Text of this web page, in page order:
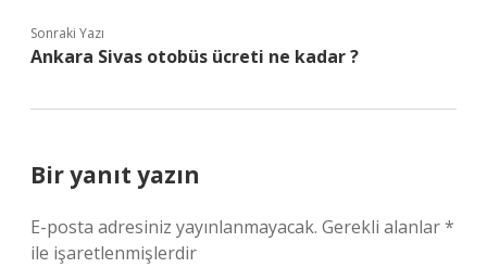
Sonraki Yazı
Ankara Sivas otobüs ücreti ne kadar ?
Bir yanıt yazın
E-posta adresiniz yayınlanmayacak. Gerekli alanlar*
ile işaretlenmişlerdir